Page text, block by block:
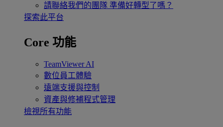
請聯絡我們的團隊 準備好轉型了嗎？
探索此平台
Core 功能
TeamViewer AI
數位員工體驗
遠端支援與控制
資產與修補程式管理
檢視所有功能